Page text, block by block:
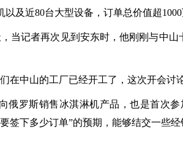
以及近80台大型设备，订单总价值超1000
当记者再次见到安东时，他刚刚与中
在中山的工厂已经开工了，这次开会讨
俄罗斯销售冰淇淋机产品，也是首次
签下多少订单”的预期，能够结交一些